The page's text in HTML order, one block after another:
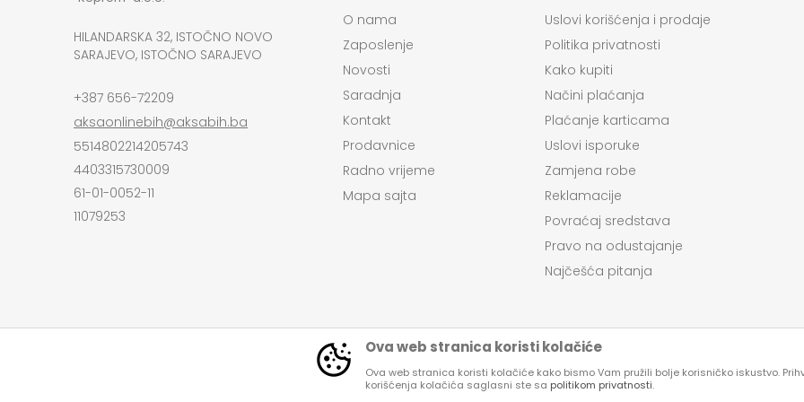
HILANDARSKA 32, ISTOČNO NOVO
SARAJEVO, ISTOČNO SARAJEVO
+387 656-72209
aksaonlinebih@aksabih.ba
5514802214205743
4403315730009
61-01-0052-11
11079253
O nama
Zaposlenje
Novosti
Saradnja
Kontakt
Prodavnice
Radno vrijeme
Mapa sajta
Uslovi korišćenja i prodaje
Politika privatnosti
Kako kupiti
Načini plaćanja
Plaćanje karticama
Uslovi isporuke
Zamjena robe
Reklamacije
Povraćaj sredstava
Pravo na odustajanje
Najčešća pitanja
Ova web stranica koristi kolačiće
Ova web stranica koristi kolačiće kako bismo Vam pružili bolje korisničko iskustvo.
korišćenja kolačića saglasni ste sa politikom privatnosti.